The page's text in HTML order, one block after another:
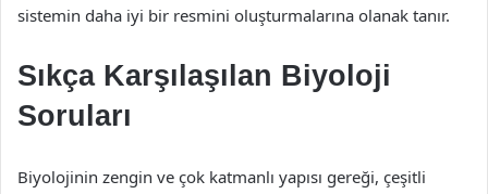
sistemin daha iyi bir resmini oluşturmalarına olanak tanır.
Sıkça Karşılaşılan Biyoloji
Soruları
Biyolojinin zengin ve çok katmanlı yapısı gereği, çeşitli